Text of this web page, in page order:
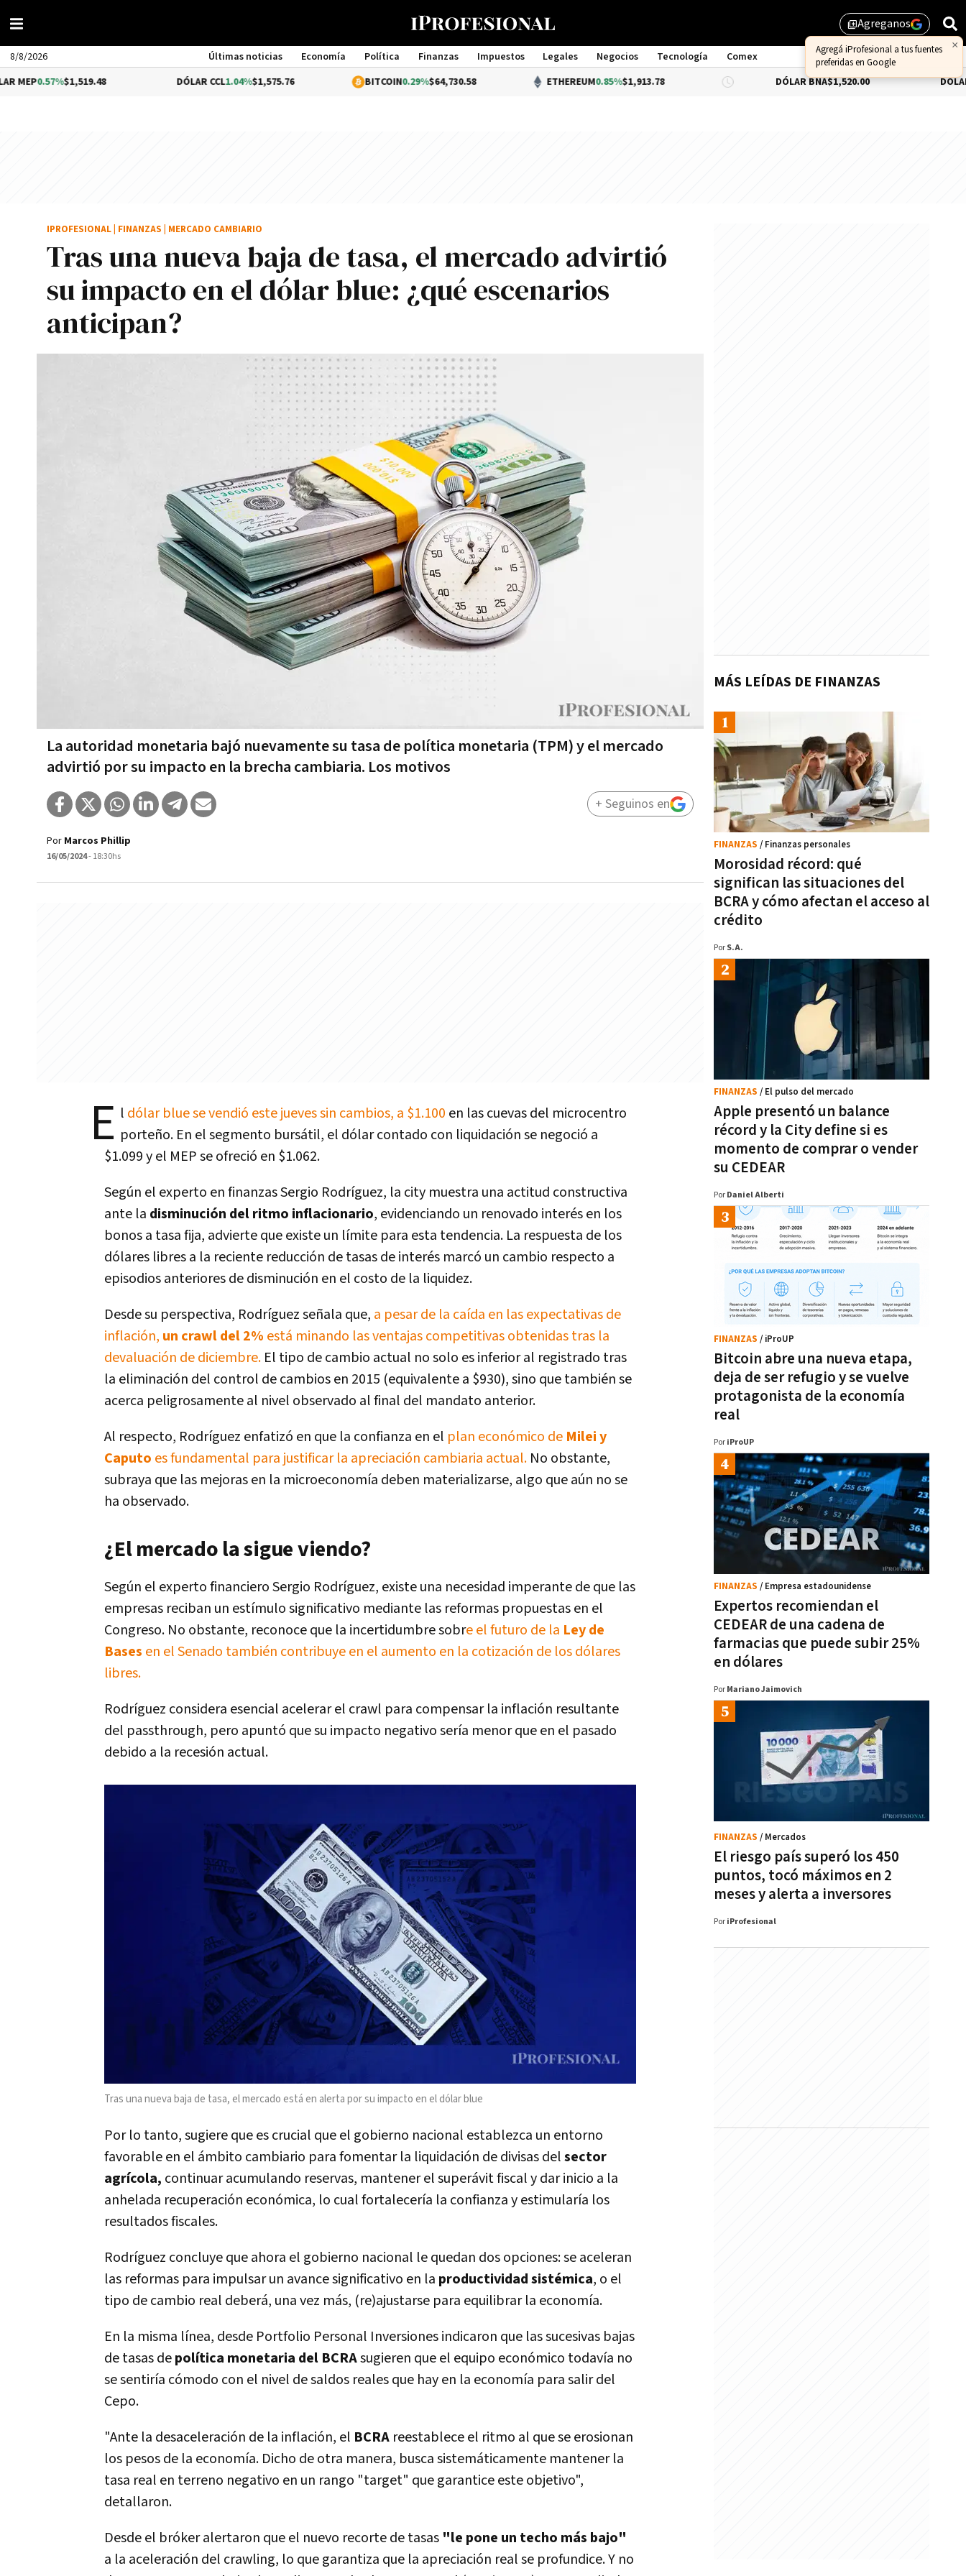
library_addAgreganos
8/8/2026 Últimas noticias Economía Política Finanzas Impuestos Legales Negocios Tecnología
Comex
Management
$1,519.48 1.04%$1,575.76 0.29%$64,730.58 ETHEREUM0.85%$1,913.78 DÓLAR BNA $1,520.00 DÓLAR BLUE-0.66%
Tras una nueva baja de tasa, el mercado advirtió
su impacto en el dólar blue: ¿qué escenarios
anticipan?
La autoridad monetaria bajó nuevamente su tasa de política monetaria (TPM) y el mercado
advirtió por su impacto en la brecha cambiaria. Los motivos
IPROFESIONAL FINANZAS MERCADO CAMBIARIO
Por Marcos Phillip
16/05/2024- 18:30hs
+ Seguinos en
E l dólar blue se vendió este jueves sin cambios, a $1.100 en las cuevas del microcentro
porteño. En el segmento bursátil, el dólar contado con liquidación se negoció a
$1.099 y el MEP se ofreció en $1.062.
Según el experto en finanzas Sergio Rodríguez, la city muestra una actitud constructiva
ante la disminución del ritmo inflacionario, evidenciando un renovado interés en los
bonos a tasa fija, advierte que existe un límite para esta tendencia. La respuesta de los
dólares libres a la reciente reducción de tasas de interés marcó un cambio respecto a
episodios anteriores de disminución en el costo de la liquidez.
Desde su perspectiva, Rodríguez señala que, a pesar de la caída en las expectativas de
inflación, un crawl del 2% está minando las ventajas competitivas obtenidas tras la
devaluación de diciembre. El tipo de cambio actual no solo es inferior al registrado tras
la eliminación del control de cambios en 2015 (equivalente a $930), sino que también se
acerca peligrosamente al nivel observado al final del mandato anterior.
Al respecto, Rodríguez enfatizó en que la confianza en el plan económico de Milei y
Caputo es fundamental para justificar la apreciación cambiaria actual. No obstante,
subraya que las mejoras en la microeconomía deben materializarse, algo que aún no se
ha observado.
¿El mercado la sigue viendo?
Según el experto financiero Sergio Rodríguez, existe una necesidad imperante de que las
empresas reciban un estímulo significativo mediante las reformas propuestas en el
Congreso. No obstante, reconoce que la incertidumbre sobre el futuro de la Ley de
Bases en el Senado también contribuye en el aumento en la cotización de los dólares
libres.
Rodríguez considera esencial acelerar el crawl para compensar la inflación resultante
del passthrough, pero apuntó que su impacto negativo sería menor que en el pasado
debido a la recesión actual.
Tras una nueva baja de tasa, el mercado está en alerta por su impacto en el dólar blue
Por lo tanto, sugiere que es crucial que el gobierno nacional establezca un entorno
favorable en el ámbito cambiario para fomentar la liquidación de divisas delsector
agrícola, continuar acumulando reservas, mantener el superávit fiscal y dar inicio a la
anhelada recuperación económica, lo cual fortalecería la confianza y estimularía los
resultados fiscales.
Rodríguez concluye que ahora el gobierno nacional le quedan dos opciones: se aceleran
las reformas para impulsar un avance significativo en la productividad sistémica, o el
tipo de cambio real deberá, una vez más, (re)ajustarse para equilibrar la economía.
En la misma línea, desde Portfolio Personal Inversiones indicaron que las sucesivas bajas
de tasas depolítica monetaria del BCRAsugieren que el equipo económico todavía no
se sentiría cómodo con el nivel de saldos reales que hay en la economía para salir del
Cepo.
"Ante la desaceleración de la inflación, el BCRA reestablece el ritmo al que se erosionan
los pesos de la economía. Dicho de otra manera, busca sistemáticamente mantener la
tasa real en terreno negativo en un rango "target" que garantice este objetivo",
detallaron.
Desde el bróker alertaron que el nuevo recorte de tasas "le pone un techo más bajo"
a la aceleración del crawling, lo que garantiza que la apreciación real se profundice. Y no
MÁS LEÍDAS DE FINANZAS
Morosidad récord: qué
significan las situaciones del
BCRA y cómo afectan el acceso al
crédito
FINANZAS / Finanzas personales
Por S.A.
Apple presentó un balance
récord y la City define si es
momento de comprar o vender
su CEDEAR
FINANZAS / El pulso del mercado
Por Daniel Alberti
Bitcoin abre una nueva etapa,
deja de ser refugio y se vuelve
protagonista de la economía
real
FINANZAS / iProUP
Por iProUP
Expertos recomiendan el
CEDEAR de una cadena de
farmacias que puede subir 25%
en dólares
FINANZAS / Empresa estadounidense
Por Mariano Jaimovich
El riesgo país superó los 450
puntos, tocó máximos en 2
meses y alerta a inversores
FINANZAS / Mercados
Por iProfesional